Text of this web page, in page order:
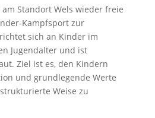
Standort Wels wieder freie
Kampfsport zur
sich an Kinder im
Jugendalter und ist
Ziel ist es, den Kindern
und grundlegende Werte
Weise zu